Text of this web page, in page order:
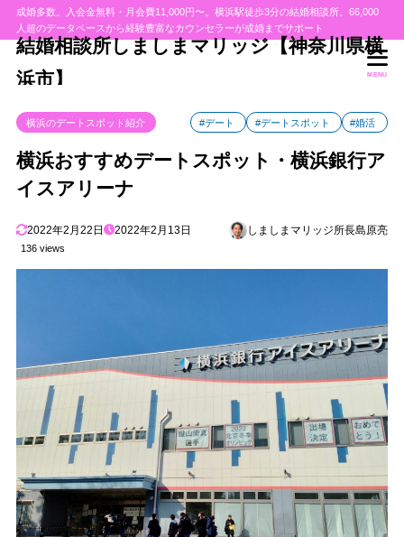
成婚多数。入会金無料・月会費11,000円〜。横浜駅徒歩3分の結婚相談所。66,000
人超のデータベースから経験豊富なカウンセラーが成婚までサポート
結婚相談所しましまマリッジ【神奈川県横
浜市】
MENU
横浜のデートスポット紹介 #デート #デートスポット #婚活
横浜おすすめデートスポット・横浜銀行ア
イスアリーナ
2022年2月22日 2022年2月13日 しましまマリッジ所長島原亮
136 views